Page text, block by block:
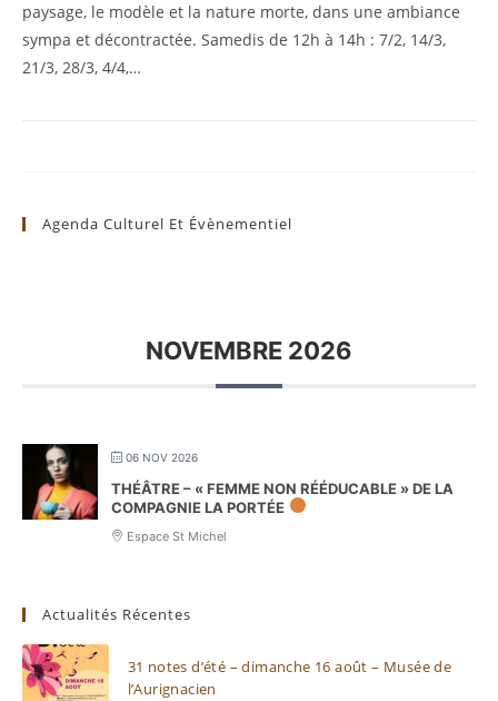
paysage, le modèle et la nature morte, dans une ambiance
sympa et décontractée. Samedis de 12h à 14h : 7/2, 14/3,
21/3, 28/3, 4/4,…
Agenda Culturel Et Évènementiel
NOVEMBRE 2026
06 NOV 2026
THÉÂTRE – « FEMME NON RÉÉDUCABLE » DE LA
COMPAGNIE LA PORTÉE
Espace St Michel
Actualités Récentes
31 notes d’été – dimanche 16 août – Musée de
l’Aurignacien